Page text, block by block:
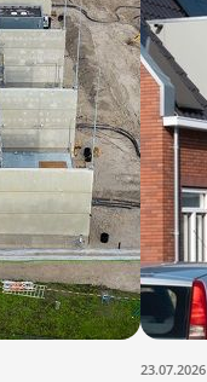
23.07.2026